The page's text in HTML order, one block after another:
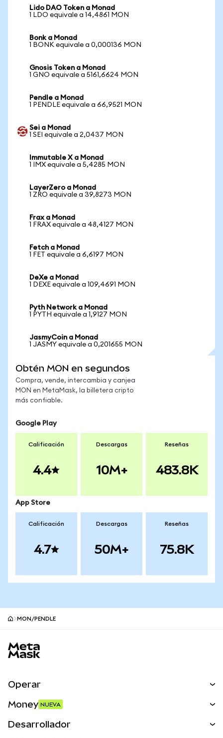
Lido DAO Token a Monad
1 LDO equivale a 14,4861 MON
Bonk a Monad
1 BONK equivale a 0,000136 MON
Gnosis Token a Monad
1 GNO equivale a 5161,6624 MON
Pendle a Monad
1 PENDLE equivale a 66,9521 MON
Sei a Monad
1 SEI equivale a 2,0437 MON
Immutable X a Monad
1 IMX equivale a 5,4285 MON
LayerZero a Monad
1 ZRO equivale a 39,8273 MON
Frax a Monad
1 FRAX equivale a 48,4127 MON
Fetch a Monad
1 FET equivale a 6,6197 MON
DeXe a Monad
1 DEXE equivale a 109,4691 MON
Pyth Network a Monad
1 PYTH equivale a 1,9127 MON
JasmyCoin a Monad
1 JASMY equivale a 0,201655 MON
Obtén MON en segundos
Compra, vende, intercambia y canjea
MON en MetaMask, la billetera cripto
más confiable.
Google Play
Calificación
4.4
Descargas
10M+
Reseñas
483.8K
App Store
Calificación
4.7
Descargas
50M+
Reseñas
75.8K
MON/PENDLE
Operar
Money NUEVA
Desarrollador